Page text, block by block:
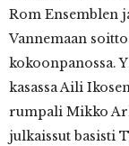
Rom Ensemblen
Vannemaan
kokoonpanossa.
kasassa Aili
rumpali Mikko
julkaissut basisti